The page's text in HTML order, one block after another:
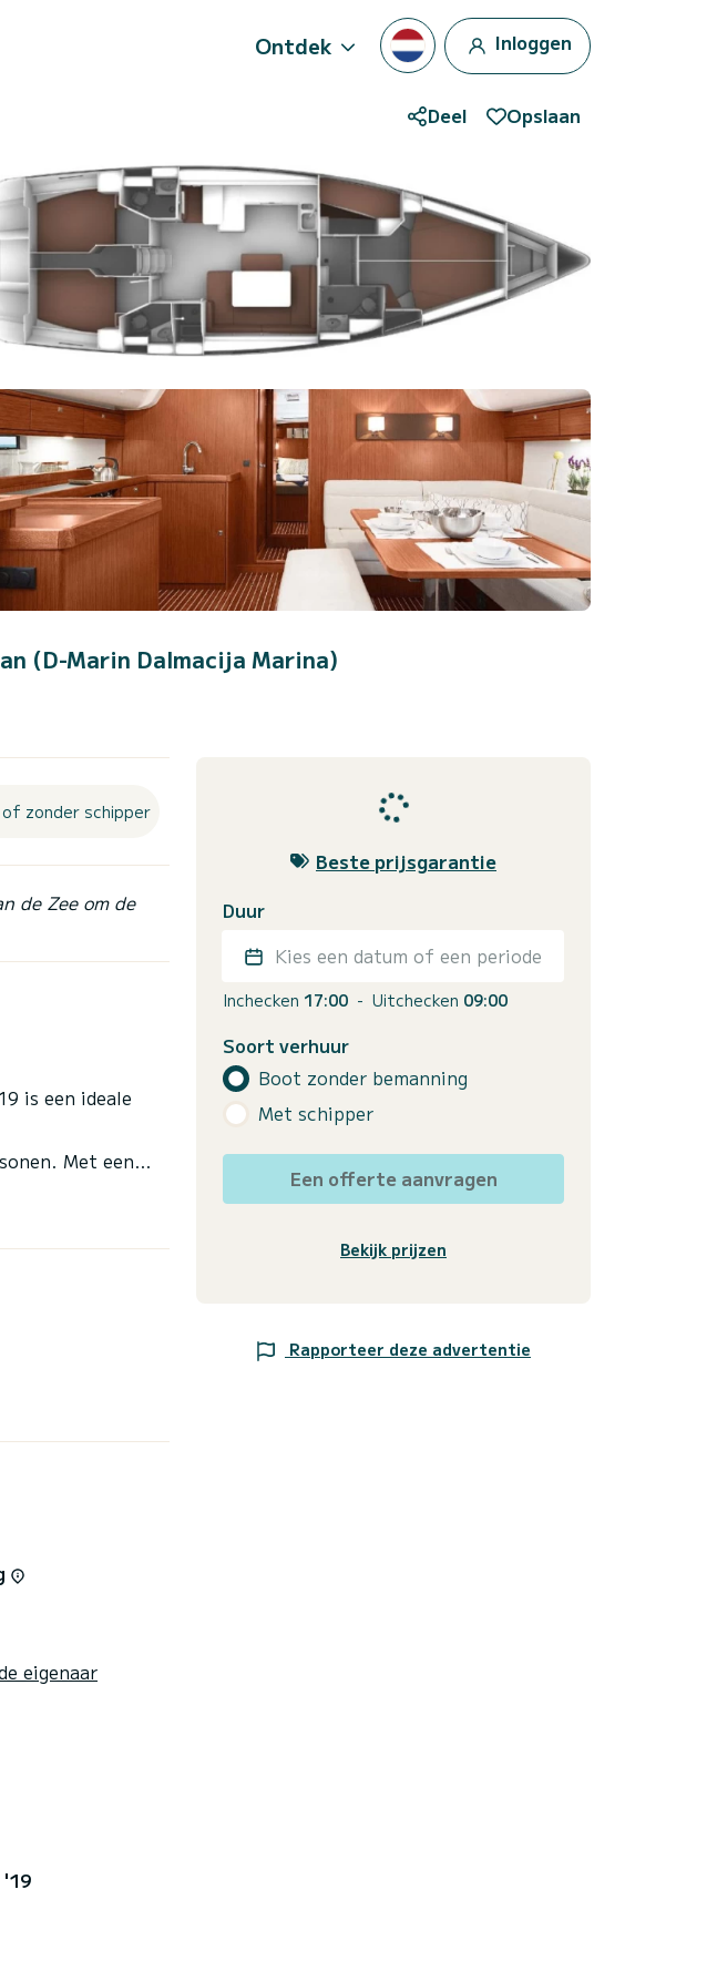
Ontdek Inloggen
Deel Opslaan
(D-Marin Dalmacija Marina)
zonder schipper
de Zee om de
is een ideale
Met een
over de
aan », een
eigenaar
'19
Beste prijsgarantie
Duur
Kies een datum of een periode
Inchecken 17:00 - Uitchecken 09:00
Soort verhuur
Boot zonder bemanning
Met schipper
Een offerte aanvragen
Bekijk prijzen
Rapporteer deze advertentie